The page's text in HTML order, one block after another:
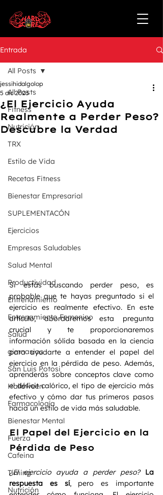
Entrada
All Posts
Fitness
Nutrición
TRX
Estilo de Vida
Recetas Fitness
Bienestar Empresarial
SUPLEMENTACÓN
Ejercicios
Empresas Saludables
Salud Mental
Productividad
Entrenamiento
Entrenamiento Femenino
Salud
gimnasios
San Luis Potosi
Halloween
Farmacología
Bienestar Mental
Fuerza
Cafeina
Timing
Nutrición
All Posts
¿El Ejercicio Ayuda
Realmente a Perder Peso?
Descubre la Verdad
jessihidalgolop
5 dic 2023
Si estás buscando perder peso, es
probable que te hayas preguntado si el
ejercicio es realmente efectivo. En este
artículo, abordaremos esta pregunta
crucial y te proporcionaremos
información sólida basada en la ciencia
para ayudarte a entender el papel del
ejercicio en la pérdida de peso. Además,
aprenderás sobre conceptos clave como
el déficit calórico, el tipo de ejercicio más
efectivo y cómo dar tus primeros pasos
hacia un estilo de vida más saludable.
El Papel del Ejercicio en la
Pérdida de Peso
¿El ejercicio ayuda a perder peso?
La
respuesta es sí, pero es importante